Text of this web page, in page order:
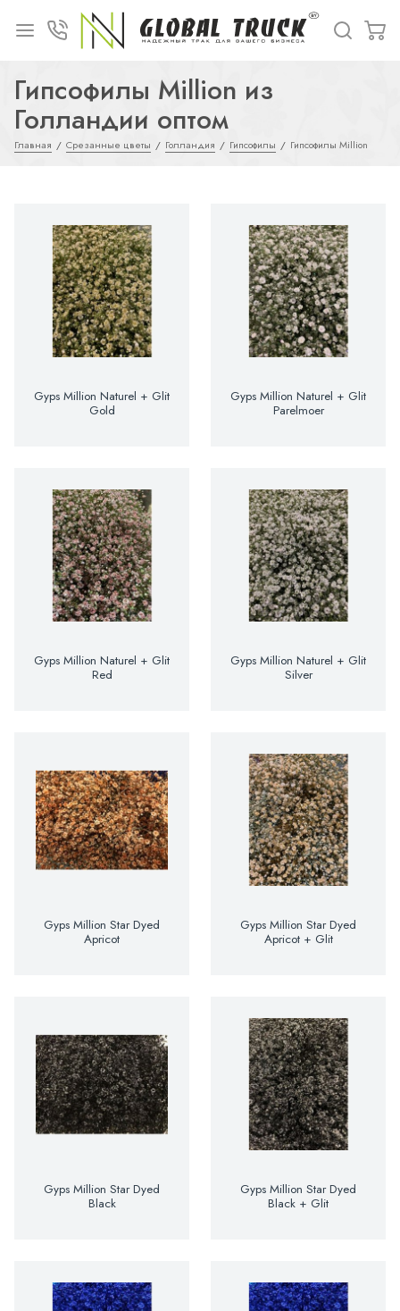
Гипсофилы Million из
Голландии оптом
Главная Срезанные цветы Голландия Гипсофилы Гипсофилы Million
Gyps Million Naturel + Glit
Gold
Gyps Million Naturel + Glit
Parelmoer
Gyps Million Naturel + Glit
Red
Gyps Million Naturel + Glit
Silver
Gyps Million Star Dyed
Apricot
Gyps Million Star Dyed
Apricot + Glit
Gyps Million Star Dyed
Black
Gyps Million Star Dyed
Black + Glit